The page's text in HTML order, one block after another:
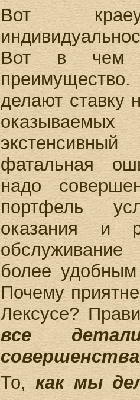
Вот
Вот в чем
делают ставку
фатальная
надо
портфель
оказания и
более
Почему
Лексусе?
все
То,как мы